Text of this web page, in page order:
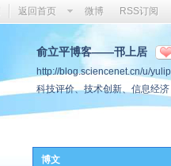
返回首页 微博 RSS订阅
俞立平博客——邗上居
http://blog.sciencenet.cn/u/
科技评价、技术创新、信息经
博文